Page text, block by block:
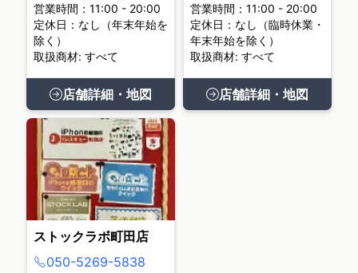
営業時間：11:00 - 20:00
定休日：なし（年末年始を
除く）
取扱商材: すべて
店舗詳細・地図
営業時間：11:00 - 20:00
定休日：なし（臨時休業・
年末年始を除く）
取扱商材: すべて
店舗詳細・地図
ストックラボ町田店
050-5269-5838